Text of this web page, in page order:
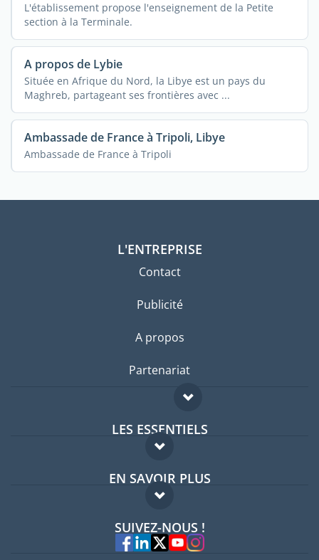
L'établissement propose l'enseignement de la Petite
section à la Terminale.
A propos de Lybie
Située en Afrique du Nord, la Libye est un pays du
Maghreb, partageant ses frontières avec ...
Ambassade de France à Tripoli, Libye
Ambassade de France à Tripoli
L'ENTREPRISE
Contact
Publicité
A propos
Partenariat
LES ESSENTIELS
Forum expatriés
Guides pays
EN SAVOIR PLUS
FAQ
Experts
SUIVEZ-NOUS !